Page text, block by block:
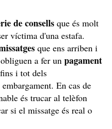
de consells que és molt
víctima d'una estafa.
que ens arriben i
a fer un pagament
i tot dels
En cas de
és trucar al telèfon
si el missatge és real o